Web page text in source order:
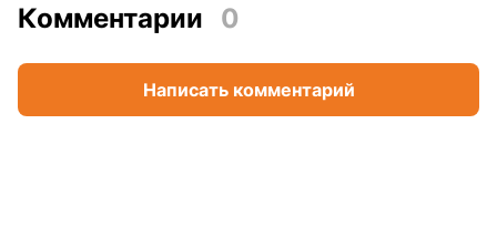
Комментарии 0
Написать комментарий